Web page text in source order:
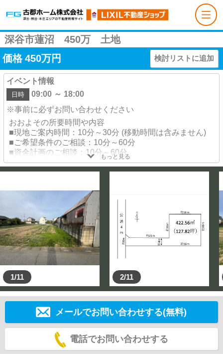
深谷市蓮沼 450万 土地
価格 450万円 検討リストに追加
イベント情報
日時
09:00 ～ 18:00
※事前に必ずお問い合わせください
おおよその所要時間や内容
■現地ご案内時間：10分～30分 (移動時間は含みません)
■ご希望条件のご相談：10分～60分
■資金計画のご相談：10分～60分
ご予約いただくと、お待たせすることなくご案内出来ま
もっと見る
1/11 2/11
メールでお問い合わせする(無料)
電話でお問い合わせする